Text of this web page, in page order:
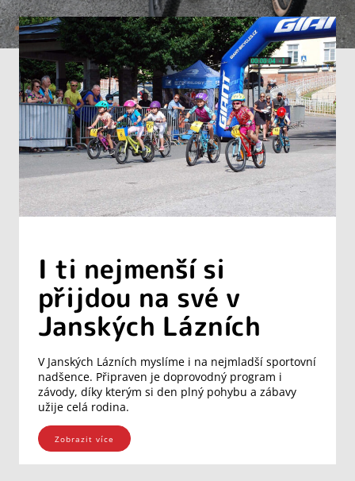
I ti nejmenší si
přijdou na své v
Janských Lázních
V Janských Lázních myslíme i na nejmladší sportovní
nadšence. Připraven je doprovodný program i
závody, díky kterým si den plný pohybu a zábavy
užije celá rodina.
Zobrazit více